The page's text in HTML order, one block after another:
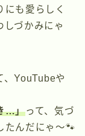
も愛らしく
づかみにゃ
、YouTubeや
…」って、気づ
たんだにゃ〜🐾